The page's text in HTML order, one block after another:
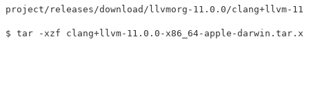
project/releases/download/llvmorg-11.0.0/clang+llvm-